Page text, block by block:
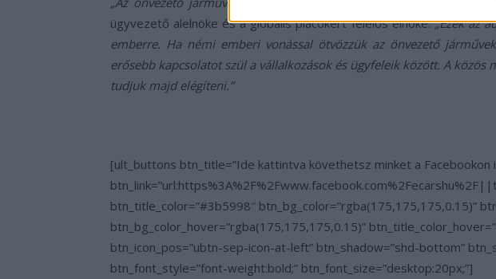
ügyvezető alelnöke és a globális piacokért felelős elnöke.„Ezek az
emberre. Ha némi emberi vonással ötvözzük az önvezető
erősebb kapcsolatot szül a vállalkozások és ügyfeleik között. A
tudjuk majd elégíteni.”
[ult_buttons btn_title=”Ide kattintva követhetsz minket a Facebookon
btn_title_color=”#3b5998″ btn_bg_color=”rgba(175,175,175,0.15)”
btn_bg_color_hover=”rgba(175,175,175,0.15)”
btn_icon_pos=”ubtn-sep-icon-at-left” btn_shadow=”shd-bottom”
btn_font_style=”font-weight:bold;” btn_font_size=”desktop:20px;”]